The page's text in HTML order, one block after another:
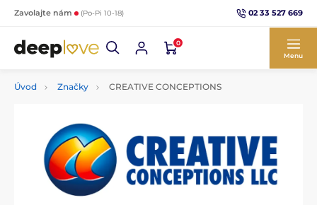
Zavolajte nám (Po-Pi 10-18) 02 33 527 669
0
Menu
Úvod Značky CREATIVE CONCEPTIONS